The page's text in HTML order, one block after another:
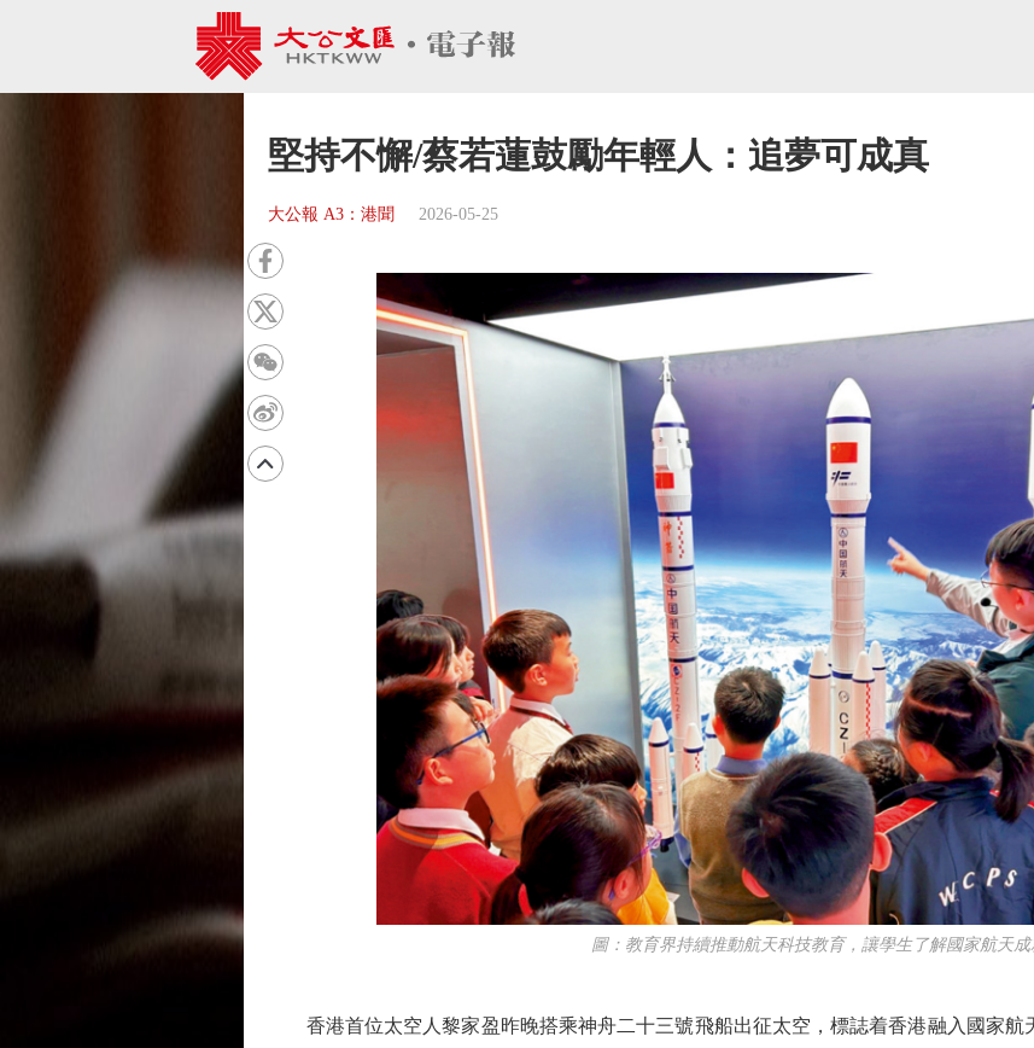
堅持不懈/蔡若蓮鼓勵年輕人：追夢可成真
大公報 A3：港聞 2026-05-25
圖：教育界持續推動航天科技教育，讓學生了解國家航天成
香港首位太空人黎家盈昨晚搭乘神舟二十三號飛船出征太空，標誌着香港融入國家航